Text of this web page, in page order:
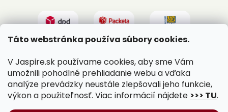
Táto webstránka používa súbory cookies.
V Jaspire.sk používame cookies, aby sme Vám
umožnili pohodlné prehliadanie webu a vďaka
analýze prevádzky neustále zlepšovali jeho funkcie,
výkon a použiteľnosť. Viac informácií nájdete >>> TU.